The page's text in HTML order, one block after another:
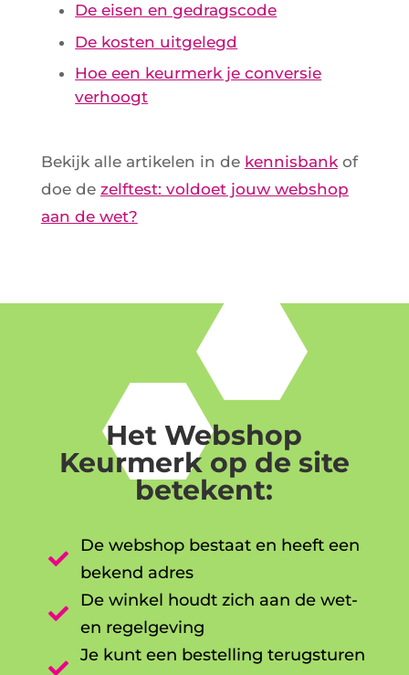
De eisen en gedragscode
De kosten uitgelegd
Hoe een keurmerk je conversie
verhoogt
Bekijk alle artikelen in de kennisbankof
doe de zelftest: voldoet jouw webshop
aan de wet?
Het Webshop
Keurmerk op de site
betekent:

De webshop bestaat en heeft een
bekend adres

De winkel houdt zich aan de wet-
en regelgeving

Je kunt een bestelling terugsturen